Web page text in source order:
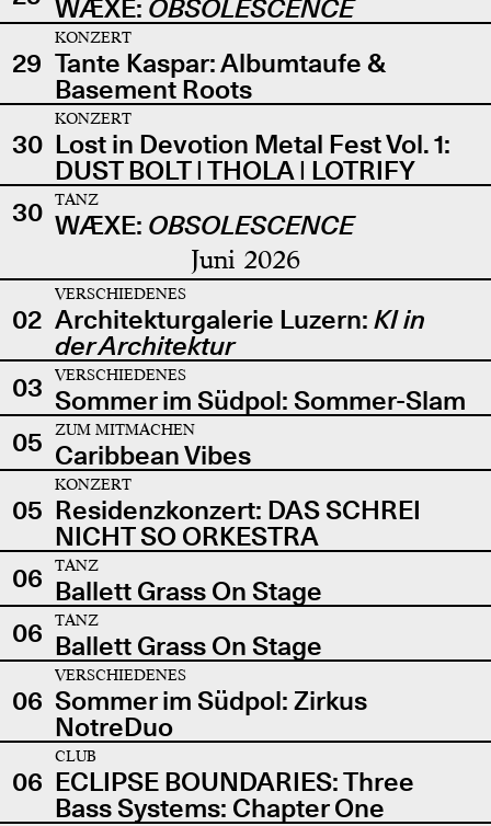
WÆXE: OBSOLESCENCE
29
KONZERT
Tante Kaspar: Albumtaufe &
Basement Roots
30
KONZERT
Lost in Devotion Metal Fest Vol. 1:
DUST BOLT | THOLA | LOTRIFY
30
TANZ
WÆXE: OBSOLESCENCE
Juni 2026
02
VERSCHIEDENES
Architekturgalerie Luzern: KI in
der Architektur
03
VERSCHIEDENES
Sommer im Südpol: Sommer-Slam
05
ZUM MITMACHEN
Caribbean Vibes
05
KONZERT
Residenzkonzert: DAS SCHREI
NICHT SO ORKESTRA
06
TANZ
Ballett Grass On Stage
06
TANZ
Ballett Grass On Stage
06
VERSCHIEDENES
Sommer im Südpol: Zirkus
NotreDuo
06
CLUB
ECLIPSE BOUNDARIES: Three
Bass Systems: Chapter One